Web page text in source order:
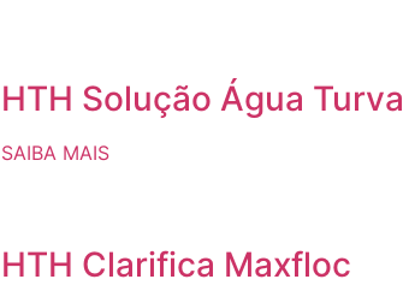
HTH Solução Água Turva
SAIBA MAIS
HTH Clarifica Maxfloc